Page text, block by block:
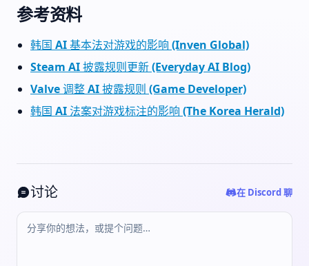
参考资料
韩国 AI 基本法对游戏的影响 (Inven Global)
Steam AI 披露规则更新 (Everyday AI Blog)
Valve 调整 AI 披露规则 (Game Developer)
韩国 AI 法案对游戏标注的影响 (The Korea Herald)
讨论 在 Discord 聊